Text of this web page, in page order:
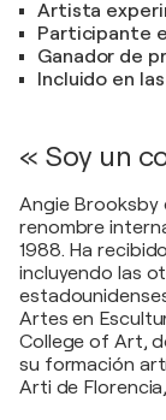
Artista
Participante
Ganador de
Incluido en
« Soy un
Angie Brooksby
renombre
1988. Ha
incluyendo las
Artes en
College of Art,
su formación
Arti de